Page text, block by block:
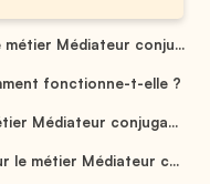
Médiateur conju...
fonctionne-t-elle ?
Médiateur conjuga...
le métier Médiateur c...